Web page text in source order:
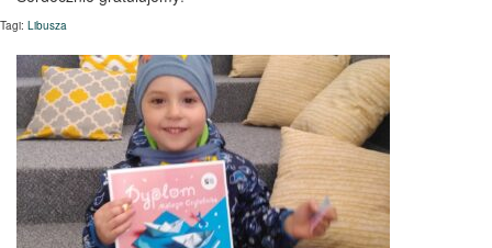
Tagi: Libusza